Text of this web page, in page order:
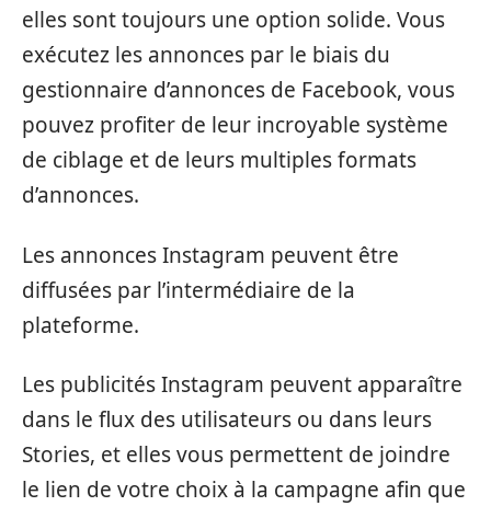
elles sont toujours une option solide. Vous
exécutez les annonces par le biais du
gestionnaire d’annonces de Facebook, vous
pouvez profiter de leur incroyable système
de ciblage et de leurs multiples formats
d’annonces.
Les annonces Instagram peuvent être
diffusées par l’intermédiaire de la
plateforme.
Les publicités Instagram peuvent apparaître
dans le flux des utilisateurs ou dans leurs
Stories, et elles vous permettent de joindre
le lien de votre choix à la campagne afin que